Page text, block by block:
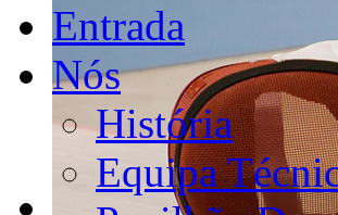
Entrada
Nós
História
Equipa